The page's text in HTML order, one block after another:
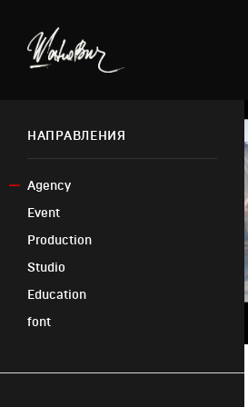
НАПРАВЛЕНИЯ
Agency
Event
Production
Studio
Education
font